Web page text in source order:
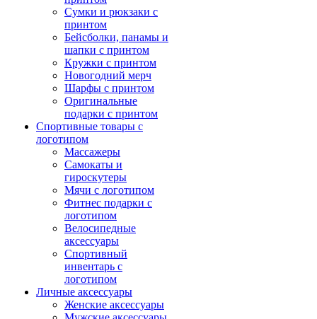
Сумки и рюкзаки с
принтом
Бейсболки, панамы и
шапки с принтом
Кружки с принтом
Новогодний мерч
Шарфы с принтом
Оригинальные
подарки с принтом
Спортивные товары с
логотипом
Массажеры
Самокаты и
гироскутеры
Мячи с логотипом
Фитнес подарки с
логотипом
Велосипедные
аксессуары
Спортивный
инвентарь с
логотипом
Личные аксессуары
Женские аксессуары